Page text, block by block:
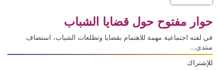
حوار مفتوح حول قضايا الشباب
في لفته اجتماعية مهمة للاهتمام بقضايا وتطلعات الشباب، استضاف
منتدى...
للإشتراك